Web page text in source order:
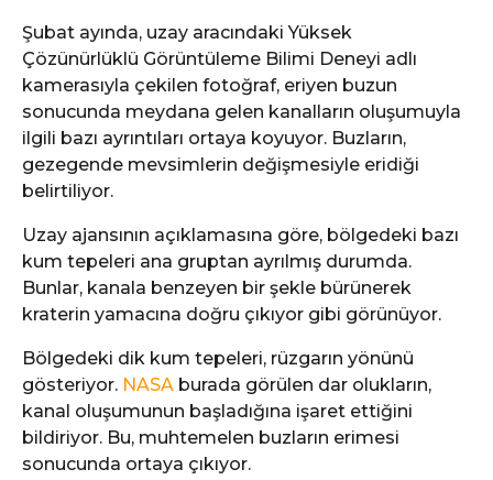
Şubat ayında, uzay aracındaki Yüksek
Çözünürlüklü Görüntüleme Bilimi Deneyi adlı
kamerasıyla çekilen fotoğraf, eriyen buzun
sonucunda meydana gelen kanalların oluşumuyla
ilgili bazı ayrıntıları ortaya koyuyor. Buzların,
gezegende mevsimlerin değişmesiyle eridiği
belirtiliyor.
Uzay ajansının açıklamasına göre, bölgedeki bazı
kum tepeleri ana gruptan ayrılmış durumda.
Bunlar, kanala benzeyen bir şekle bürünerek
kraterin yamacına doğru çıkıyor gibi görünüyor.
Bölgedeki dik kum tepeleri, rüzgarın yönünü
gösteriyor. NASA burada görülen dar olukların,
kanal oluşumunun başladığına işaret ettiğini
bildiriyor. Bu, muhtemelen buzların erimesi
sonucunda ortaya çıkıyor.